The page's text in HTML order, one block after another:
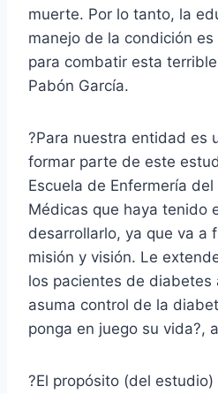
muerte. Por lo tanto, la
manejo de la condición
para combatir esta
Pabón García.
?Para nuestra entidad es
formar parte de este
Escuela de Enfermería
Médicas que haya tenido
desarrollarlo, ya que va a
misión y visión. Le
los pacientes de diabetes
asuma control de la
ponga en juego su vida?,
?El propósito (del